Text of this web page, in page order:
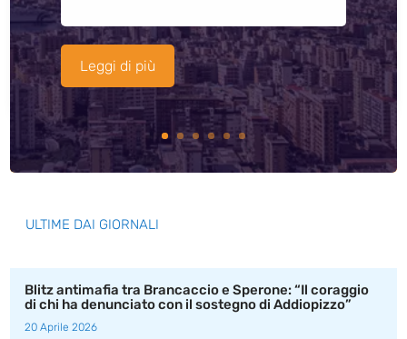
Leggi di più
ULTIME DAI GIORNALI
Blitz antimafia tra Brancaccio e Sperone: “Il coraggio
di chi ha denunciato con il sostegno di Addiopizzo”
20 Aprile 2026